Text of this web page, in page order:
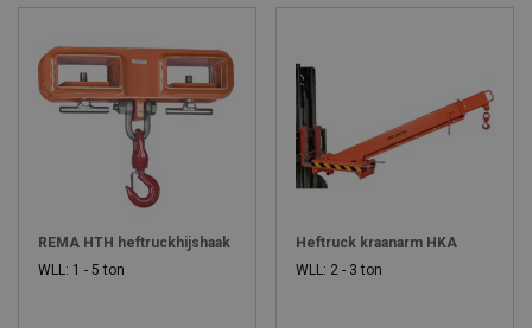
REMA HTH heftruckhijshaak
WLL: 1 - 5 ton
Heftruck kraanarm HKA
WLL: 2 - 3 ton